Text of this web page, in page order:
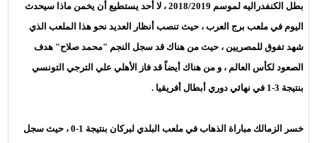
بطل الكنفدراليه لموسم 2018/2019 ، لا أحد يستطيع أن يخمن ماذا سيحدث
اليوم في ملعب برج العرب ، حيث تنصب أنظار العديد نحو هذا الملعب الذي
شهد تفوق للمصريين ، حيث من هناك قد سجل النجم "محمد صلاح" هدف
الصعود لكأس العالم ، و من هناك أيضاً قد فاز الأهلي علي الترجي التونسي
بنتيجة 3-1 في نهائي دوري أبطال أفريقيا .
خسر الزمالك مباراة الذهاب في ملعب
البلدي لبركان بنتيجة 1-0 ، حيث سجل